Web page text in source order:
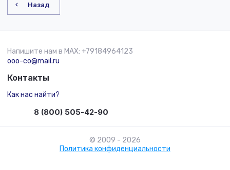
Назад
Напишите нам в MAX: +79184964123
ooo-co@mail.ru
Контакты
Как нас найти?
8 (800) 505-42-90
© 2009 - 2026
Политика конфиденциальности